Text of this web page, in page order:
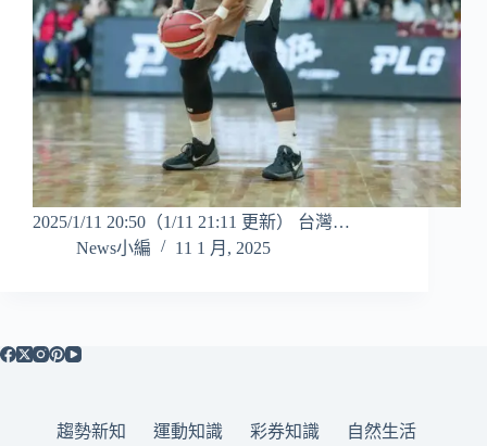
2025/1/11 20:50（1/11 21:11 更新） 台灣…
News小編
11 1 月, 2025
趨勢新知 運動知識 彩券知識 自然生活